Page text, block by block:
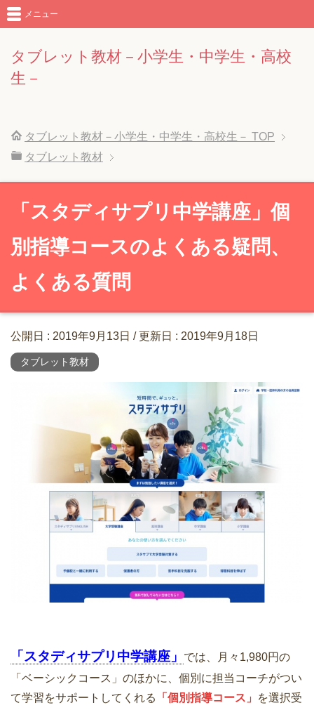
タブレット教材－小学生・中学生・高校
生－
メニュー
タブレット教材－小学生・中学生・高校生－ TOP
タブレット教材
「スタディサプリ中学講座」個
別指導コースのよくある疑問、
よくある質問
公開日 : 2019年9月13日 / 更新日 : 2019年9月18日
タブレット教材
「スタディサプリ中学講座」
では、月々1,980円の
「ベーシックコース」のほかに、個別に担当コーチがつい
て学習をサポートしてくれる
「個別指導コース」
を選択受